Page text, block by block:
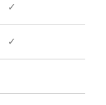
✓
✓